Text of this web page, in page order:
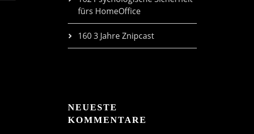
fürs HomeOffice
160 3 Jahre Znipcast
NEUESTE
KOMMENTARE